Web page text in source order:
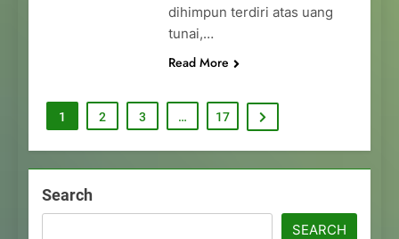
dihimpun terdiri atas uang
tunai,…
Read More
1 2 3 … 17
Search
SEARCH